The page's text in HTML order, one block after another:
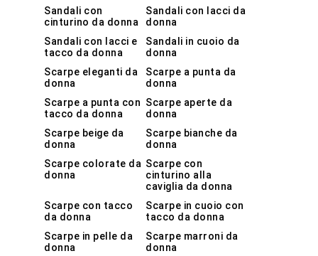
Sandali con
cinturino da donna
Sandali con lacci da
donna
Sandali con lacci e
tacco da donna
Sandali in cuoio da
donna
Scarpe eleganti da
donna
Scarpe a punta da
donna
Scarpe a punta con
tacco da donna
Scarpe aperte da
donna
Scarpe beige da
donna
Scarpe bianche da
donna
Scarpe colorate da
donna
Scarpe con
cinturino alla
caviglia da donna
Scarpe con tacco
da donna
Scarpe in cuoio con
tacco da donna
Scarpe in pelle da
donna
Scarpe marroni da
donna